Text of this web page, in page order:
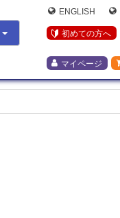
ENGLISH
初めての方へ
マイページ